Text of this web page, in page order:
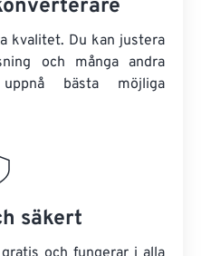
kvalitet. Du kan justera
och många andra
bästa möjliga
säkert